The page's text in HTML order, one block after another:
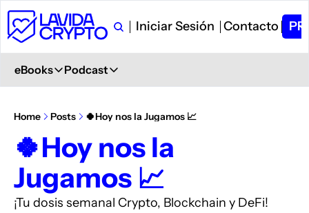
Iniciar Sesión Contacto
eBooks
eBooks
Primeros Pasos en Crypto
Glosario de Términos Crypto
+400 términos
PDF explicativo
Podcast
Podcast
Ver en YouTube
Spotify
Description
Description
Home Posts 🍀Hoy nos la Jugamos 📈
🍀Hoy nos la
Jugamos 📈
¡Tu dosis semanal Crypto, Blockchain y DeFi!